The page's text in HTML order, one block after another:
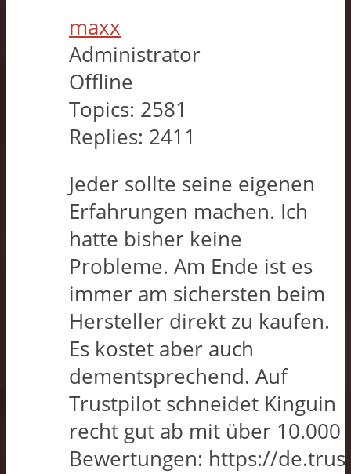
maxx
Administrator
Offline
Topics: 2581
Replies: 2411
Jeder sollte seine eigenen
Erfahrungen machen. Ich
hatte bisher keine
Probleme. Am Ende ist es
immer am sichersten beim
Hersteller direkt zu kaufen.
Es kostet aber auch
dementsprechend. Auf
Trustpilot schneidet Kinguin
recht gut ab mit über 10.000
Bewertungen: https://